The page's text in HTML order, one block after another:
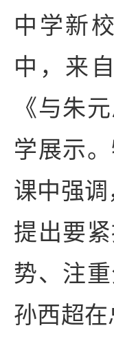
中学新
中，来
《与朱
学展示
课中强
提出要
势、注
孙西超